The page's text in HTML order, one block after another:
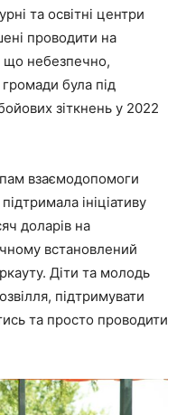
та освітні центри
проводити на
що небезпечно,
була під
зіткнень у 2022
взаємодопомоги
ініціативу
доларів на
встановлений
Діти та молодь
підтримувати
та просто проводити